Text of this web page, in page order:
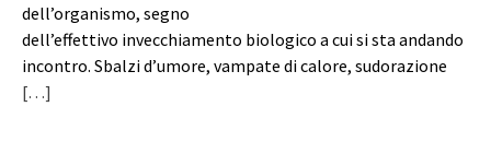
dell’organismo, segno
dell’effettivo invecchiamento biologico a cui si sta andando
incontro. Sbalzi d’umore, vampate di calore, sudorazione
[…]